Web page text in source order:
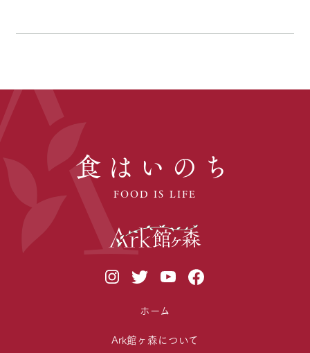
食はいのち
FOOD IS LIFE
ホーム
Ark館ヶ森について